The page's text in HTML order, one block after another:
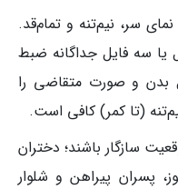
سر، نیم‌تنه و تمام‌قد.
یا سه فایل جداگانه ضبط
بدن و صورت متقاضی را
(تا کمر) کافی است.
سازگار باشند؛ دختران
پسران پیراهن و شلوار